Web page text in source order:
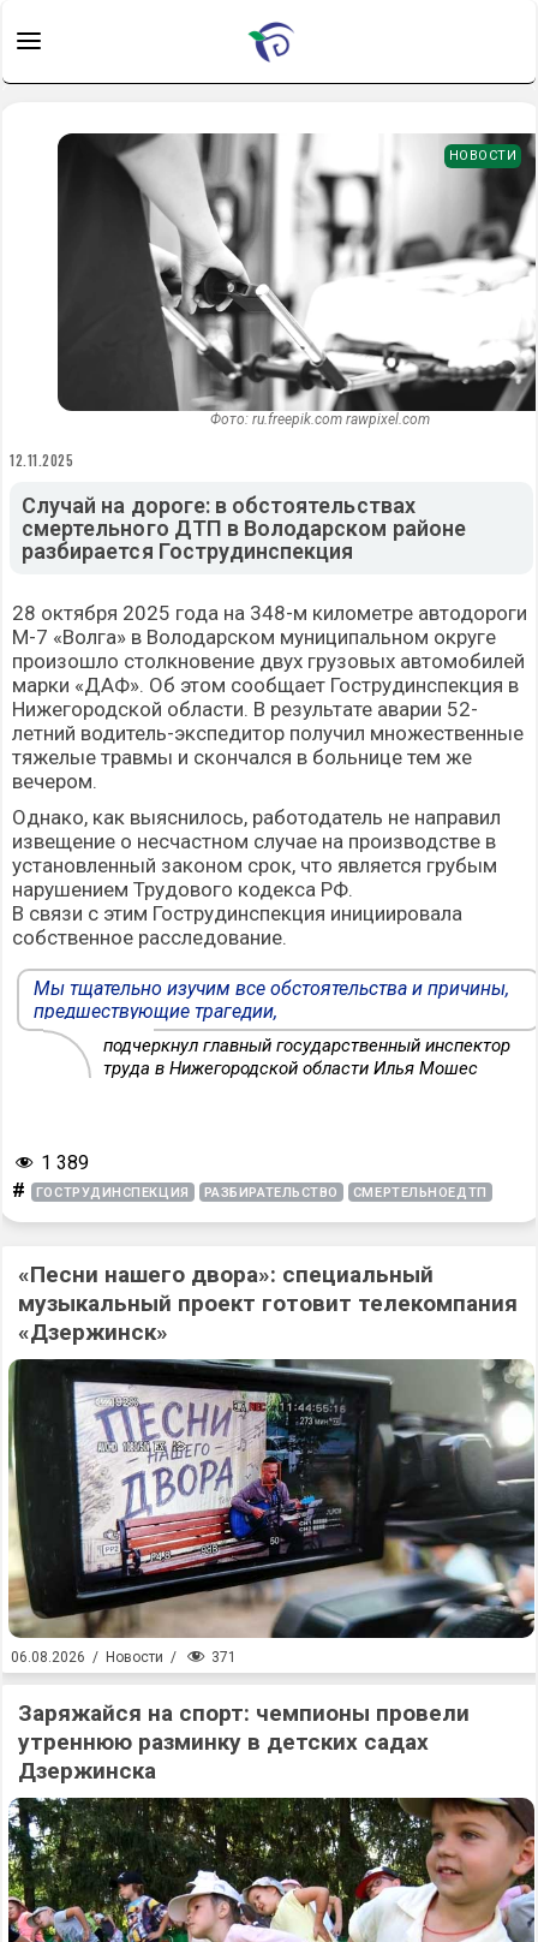
Фото: ru.freepik.com rawpixel.com
НОВОСТИ
12.11.2025
Случай на дороге: в обстоятельствах
смертельного ДТП в Володарском районе
разбирается Гострудинспекция
28 октября 2025 года на 348-м километре автодороги
М-7 «Волга» в Володарском муниципальном округе
произошло столкновение двух грузовых автомобилей
марки «ДАФ». Об этом сообщает Гострудинспекция в
Нижегородской области. В результате аварии 52-
летний водитель-экспедитор получил множественные
тяжелые травмы и скончался в больнице тем же
вечером.
Однако, как выяснилось, работодатель не направил
извещение о несчастном случае на производстве в
установленный законом срок, что является грубым
нарушением Трудового кодекса РФ.
В связи с этим Гострудинспекция инициировала
собственное расследование.
Мы тщательно изучим все обстоятельства и причины,
предшествующие трагедии,
подчеркнул главный государственный инспектор
труда в Нижегородской области Илья Мошес
1 389
# ГОСТРУДИНСПЕКЦИЯ РАЗБИРАТЕЛЬСТВО СМЕРТЕЛЬНОЕДТП
«Песни нашего двора»: специальный
музыкальный проект готовит телекомпания
«Дзержинск»
06.08.2026 / Новости / 371
Заряжайся на спорт: чемпионы провели
утреннюю разминку в детских садах
Дзержинска